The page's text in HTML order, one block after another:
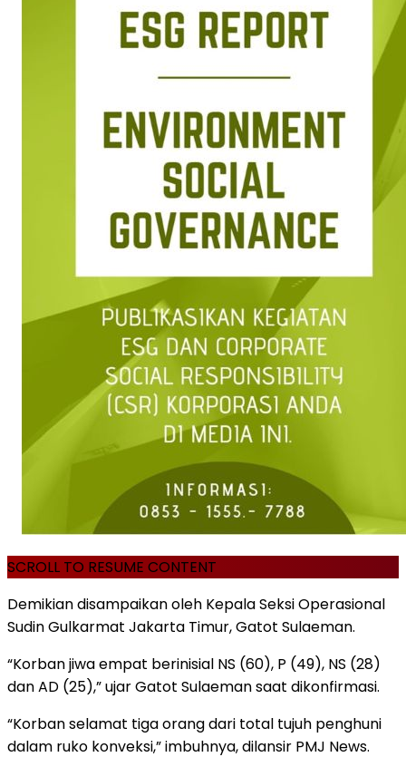
SCROLL TO RESUME CONTENT
Demikian disampaikan oleh Kepala Seksi Operasional
Sudin Gulkarmat Jakarta Timur, Gatot Sulaeman.
“Korban jiwa empat berinisial NS (60), P (49), NS (28)
dan AD (25),” ujar Gatot Sulaeman saat dikonfirmasi.
“Korban selamat tiga orang dari total tujuh penghuni
dalam ruko konveksi,” imbuhnya, dilansir PMJ News.